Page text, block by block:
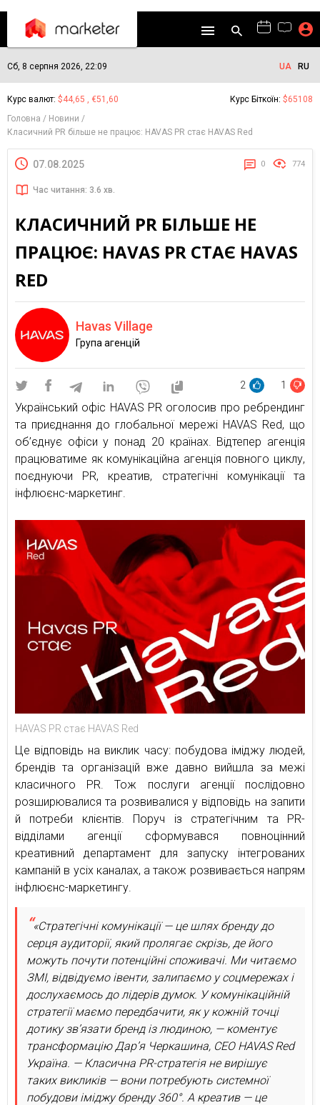
Сб, 8 серпня 2026, 22:09 UA RU
Курс валют: $44,65 , €51,60 Курс Біткоїн: $65108
Головна
Новини
Класичний PR більше не працює: HAVAS PR стає HAVAS Red
07.08.2025 0 774
Час читання: 3.6 хв.
КЛАСИЧНИЙ PR БІЛЬШЕ НЕ
ПРАЦЮЄ: HAVAS PR СТАЄ HAVAS
RED
Havas Village
Група агенцій
2 1
Український офіс HAVAS PR оголосив про ребрендинг
та приєднання до глобальної мережі HAVAS Red, що
об’єднує офіси у понад 20 країнах. Відтепер агенція
працюватиме як комунікаційна агенція повного циклу,
поєднуючи PR, креатив, стратегічні комунікації та
інфлюєнс-маркетинг.
HAVAS PR стає HAVAS Red
Це відповідь на виклик часу: побудова іміджу людей,
брендів та організацій вже давно вийшла за межі
класичного PR. Тож послуги агенції послідовно
розширювалися та розвивалися у відповідь на запити
й потреби клієнтів. Поруч із стратегічним та PR-
відділами агенції сформувався повноцінний
креативний департамент для запуску інтегрованих
кампаній в усіх каналах, а також розвивається напрям
інфлюєнс-маркетингу.
«Стратегічні комунікації — це шлях бренду до
серця аудиторії, який пролягає скрізь, де його
можуть почути потенційні споживачі. Ми читаємо
ЗМІ, відвідуємо івенти, залипаємо у соцмережах і
дослухаємось до лідерів думок. У комунікаційній
стратегії маємо передбачити, як у кожній точці
дотику зв’язати бренд із людиною, — коментує
трансформацію Дарʼя Черкашина, СЕО HAVAS Red
Україна. — Класична PR-стратегія не вирішує
таких викликів — вони потребують системної
побудови іміджу бренду 360°. А креатив — це